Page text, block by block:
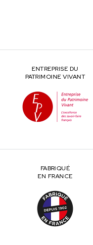
ENTREPRISE DU
PATRIMOINE VIVANT
FABRIQUÉ
EN FRANCE